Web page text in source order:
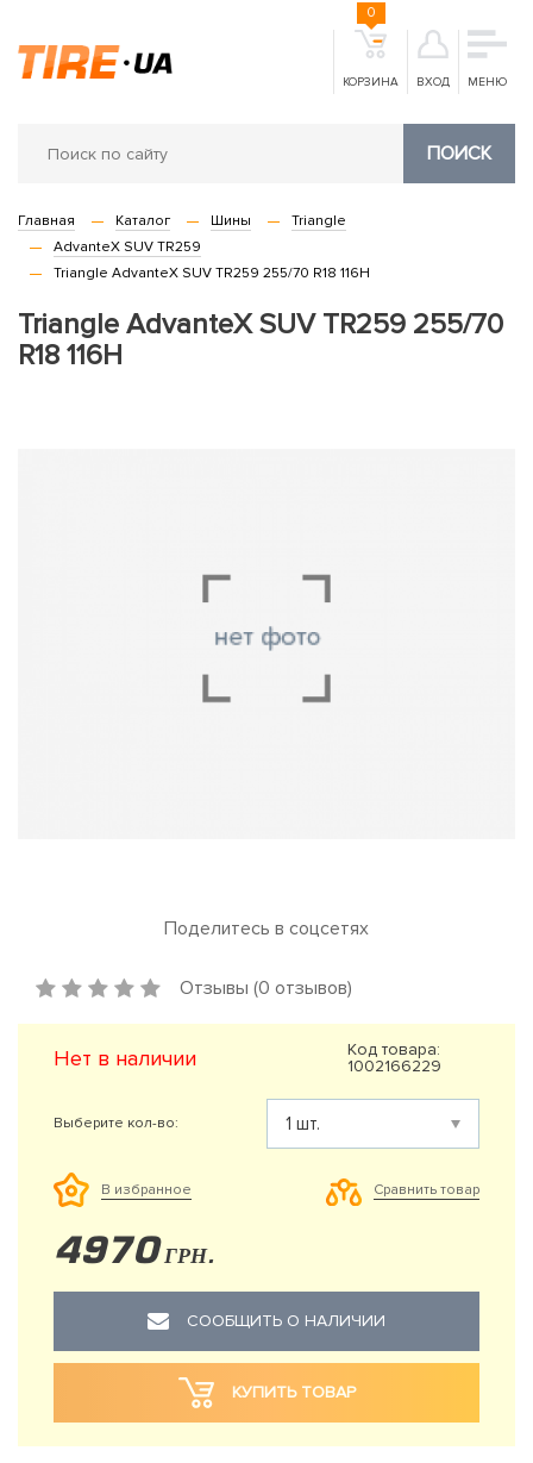
КОРЗИНА
0
ВХОД МЕНЮ
ПОИСК
Главная Каталог Шины
Triangle
AdvanteX SUV TR259
Triangle AdvanteX SUV TR259 255/70 R18 116H
Triangle AdvanteX SUV TR259 255/70
R18 116H
Поделитесь в соцсетях
Отзывы (0 отзывов)
Нет в наличии
Код товара:
1002166229
Выберите кол-во:
В избранное Сравнить товар
4970 ГРН.
СООБЩИТЬ О НАЛИЧИИ
КУПИТЬ ТОВАР